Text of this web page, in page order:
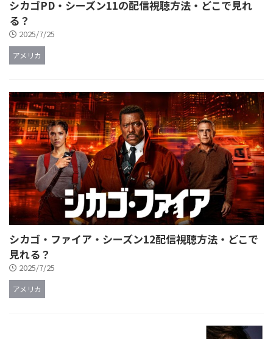
シカゴPD・シーズン11の配信視聴方法・どこで見れ
る？
2025/7/25
アメリカ
シカゴ・ファイア・シーズン12配信視聴方法・どこで
見れる？
2025/7/25
アメリカ